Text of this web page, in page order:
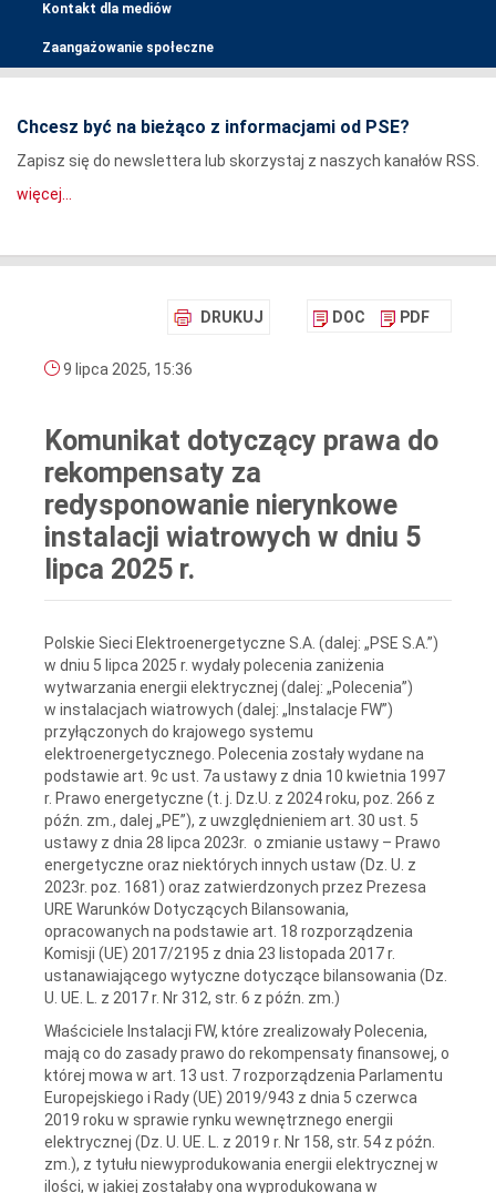
Kontakt dla mediów
Zaangażowanie społeczne
Chcesz być na bieżąco z informacjami od PSE?
Zapisz się do newslettera lub skorzystaj z naszych kanałów RSS.
więcej...
DRUKUJ DOC PDF
9 lipca 2025, 15:36
Komunikat dotyczący prawa do
rekompensaty za
redysponowanie nierynkowe
instalacji wiatrowych w dniu 5
lipca 2025 r.
Polskie Sieci Elektroenergetyczne S.A. (dalej: „PSE S.A.”)
w dniu 5 lipca 2025 r. wydały polecenia zaniżenia
wytwarzania energii elektrycznej (dalej: „Polecenia”)
w instalacjach wiatrowych (dalej: „Instalacje FW”)
przyłączonych do krajowego systemu
elektroenergetycznego. Polecenia zostały wydane na
podstawie art. 9c ust. 7a ustawy z dnia 10 kwietnia 1997
r. Prawo energetyczne (t. j. Dz.U. z 2024 roku, poz. 266 z
późn. zm., dalej „PE”), z uwzględnieniem art. 30 ust. 5
ustawy z dnia 28 lipca 2023r. o zmianie ustawy – Prawo
energetyczne oraz niektórych innych ustaw (Dz. U. z
2023r. poz. 1681) oraz zatwierdzonych przez Prezesa
URE Warunków Dotyczących Bilansowania,
opracowanych na podstawie art. 18 rozporządzenia
Komisji (UE) 2017/2195 z dnia 23 listopada 2017 r.
ustanawiającego wytyczne dotyczące bilansowania (Dz.
U. UE. L. z 2017 r. Nr 312, str. 6 z późn. zm.)
Właściciele Instalacji FW, które zrealizowały Polecenia,
mają co do zasady prawo do rekompensaty finansowej, o
której mowa w art. 13 ust. 7 rozporządzenia Parlamentu
Europejskiego i Rady (UE) 2019/943 z dnia 5 czerwca
2019 roku w sprawie rynku wewnętrznego energii
elektrycznej (Dz. U. UE. L. z 2019 r. Nr 158, str. 54 z późn.
zm.), z tytułu niewyprodukowania energii elektrycznej w
ilości, w jakiej zostałaby ona wyprodukowana w